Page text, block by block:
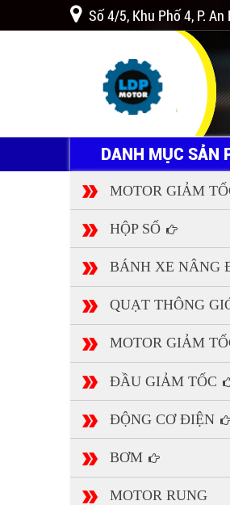
Số 4/5, Khu Phố 4, P.
DANH MỤC SẢN
MOTOR GIẢM
HỘP SỐ
BÁNH XE NÂNG
QUẠT THÔNG
MOTOR GIẢM
ĐẦU GIẢM TỐC
ĐỘNG CƠ ĐIỆN
BƠM
MOTOR RUNG